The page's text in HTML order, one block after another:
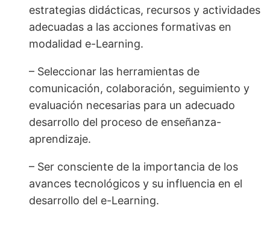
estrategias didácticas, recursos y actividades
adecuadas a las acciones formativas en
modalidad e-Learning.
– Seleccionar las herramientas de
comunicación, colaboración, seguimiento y
evaluación necesarias para un adecuado
desarrollo del proceso de enseñanza-
aprendizaje.
– Ser consciente de la importancia de los
avances tecnológicos y su influencia en el
desarrollo del e-Learning.